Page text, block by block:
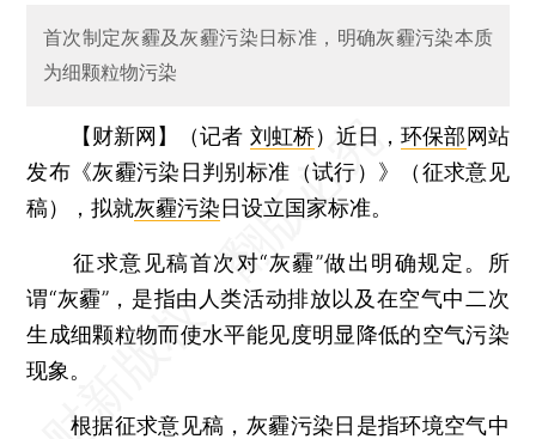
首次制定灰霾及灰霾污染日标准，明确灰霾污染本质
为细颗粒物污染
【财新网】（记者 刘虹桥） 近日，环保部 网站
发布《灰霾污染日判别标准（试行）》（征求意见
稿），拟就灰霾污染日设立国家标准。
征求意见稿首次对“灰霾”做出明确规定。所
谓“灰霾”，是指由人类活动排放以及在空气中二次
生成细颗粒物而使水平能见度明显降低的空气污染
现象。
根据征求意见稿，灰霾污染日是指环境空气中